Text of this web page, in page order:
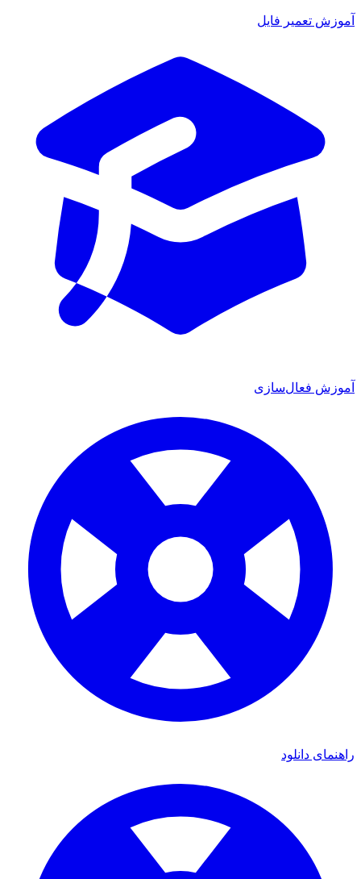
آموزش تعمیر فایل
آموزش فعال‌سازی
راهنمای دانلود